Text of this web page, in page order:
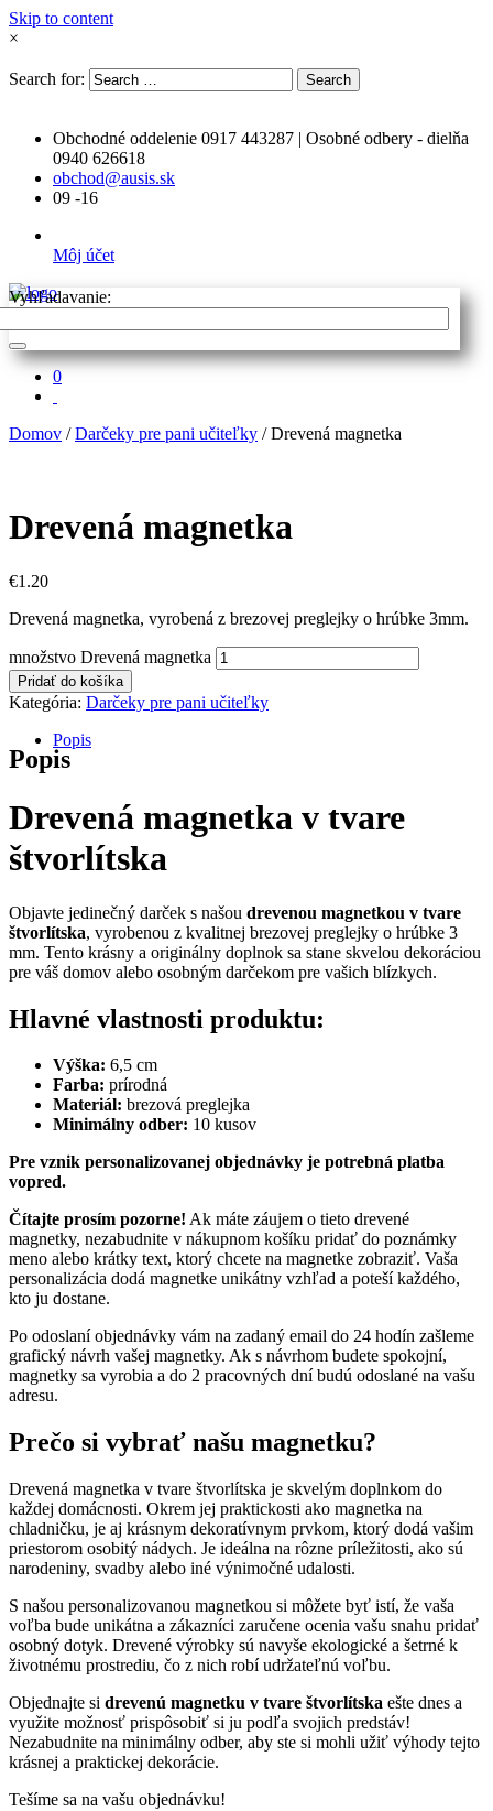
Skip to content
×
Search for: Search
Obchodné oddelenie 0917 443287 | Osobné odbery - dielňa
0940 626618
obchod@ausis.sk
09 -16
Môj účet
Vyhľadavanie:
0
Domov /Darčeky pre pani učiteľky / Drevená magnetka
Drevená magnetka
€1.20
Drevená magnetka, vyrobená z brezovej preglejky o hrúbke 3mm.
množstvo Drevená magnetka
Pridať do košíka
Kategória: Darčeky pre pani učiteľky
Popis
Popis
Drevená magnetka v tvare
štvorlítska
Objavte jedinečný darček s našou drevenou magnetkou v tvare
štvorlítska, vyrobenou z kvalitnej brezovej preglejky o hrúbke 3
mm. Tento krásny a originálny doplnok sa stane skvelou dekoráciou
pre váš domov alebo osobným darčekom pre vašich blízkych.
Hlavné vlastnosti produktu:
Výška: 6,5 cm
Farba: prírodná
Materiál: brezová preglejka
Minimálny odber: 10 kusov
Pre vznik personalizovanej objednávky je potrebná platba
vopred.
Čítajte prosím pozorne! Ak máte záujem o tieto drevené
magnetky, nezabudnite v nákupnom košíku pridať do poznámky
meno alebo krátky text, ktorý chcete na magnetke zobraziť. Vaša
personalizácia dodá magnetke unikátny vzhľad a poteší každého,
kto ju dostane.
Po odoslaní objednávky vám na zadaný email do 24 hodín zašleme
grafický návrh vašej magnetky. Ak s návrhom budete spokojní,
magnetky sa vyrobia a do 2 pracovných dní budú odoslané na vašu
adresu.
Prečo si vybrať našu magnetku?
Drevená magnetka v tvare štvorlítska je skvelým doplnkom do
každej domácnosti. Okrem jej praktickosti ako magnetka na
chladničku, je aj krásnym dekoratívnym prvkom, ktorý dodá vašim
priestorom osobitý nádych. Je ideálna na rôzne príležitosti, ako sú
narodeniny, svadby alebo iné výnimočné udalosti.
S našou personalizovanou magnetkou si môžete byť istí, že vaša
voľba bude unikátna a zákazníci zaručene ocenia vašu snahu pridať
osobný dotyk. Drevené výrobky sú navyše ekologické a šetrné k
životnému prostrediu, čo z nich robí udržateľnú voľbu.
Objednajte si drevenú magnetku v tvare štvorlítska ešte dnes a
využite možnosť prispôsobiť si ju podľa svojich predstáv!
Nezabudnite na minimálny odber, aby ste si mohli užiť výhody tejto
krásnej a praktickej dekorácie.
Tešíme sa na vašu objednávku!